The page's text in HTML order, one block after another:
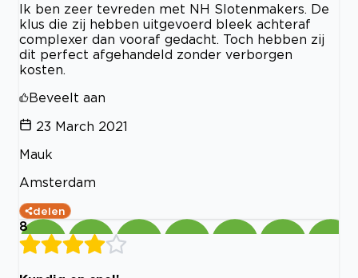
Ik ben zeer tevreden met NH Slotenmakers. De
klus die zij hebben uitgevoerd bleek achteraf
complexer dan vooraf gedacht. Toch hebben zij
dit perfect afgehandeld zonder verborgen
kosten.
Beveelt aan
23 March 2021
Mauk
Amsterdam
delen
8